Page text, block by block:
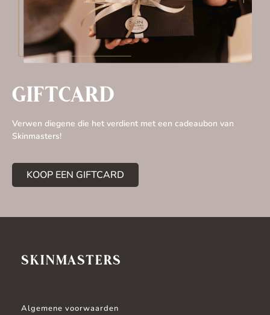
GIFTCARD
Verwen diegene die het verdient met een cadeaubon van
Skinmasters!
KOOP EEN GIFTCARD
SKINMASTERS
Algemene voorwaarden